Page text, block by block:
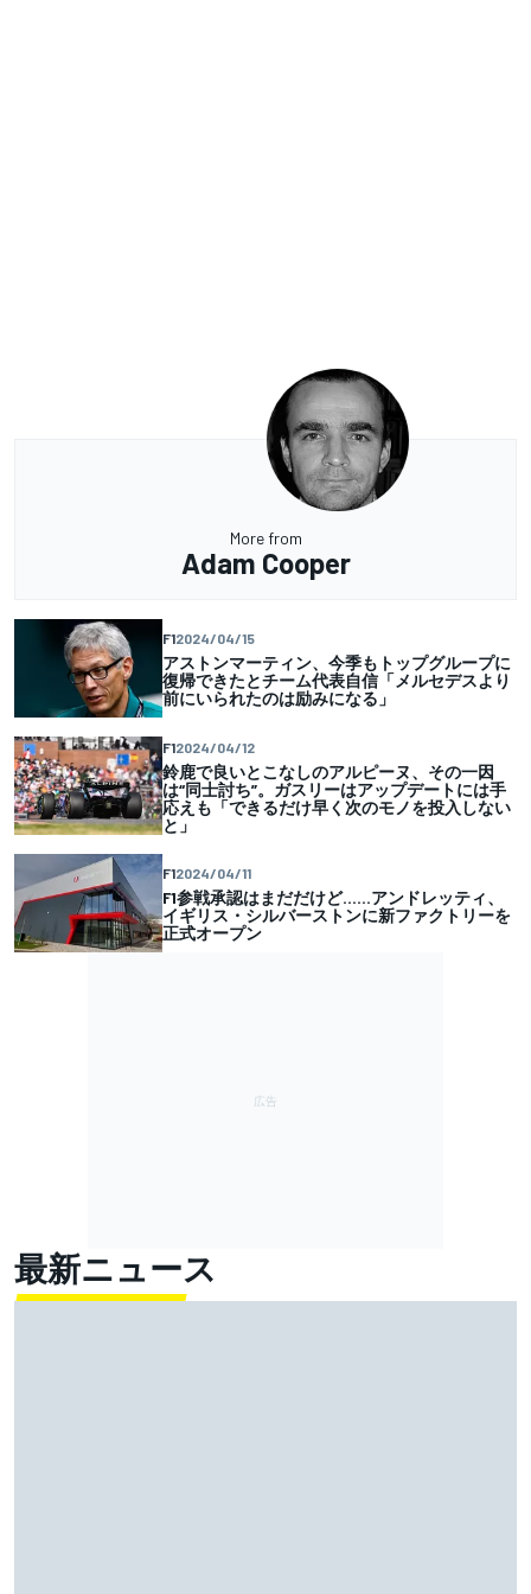
More from
Adam Cooper
F12024/04/15
アストンマーティン、今季もトップグループに
復帰できたとチーム代表自信「メルセデスより
前にいられたのは励みになる」
F12024/04/12
鈴鹿で良いとこなしのアルピーヌ、その一因
は“同士討ち”。ガスリーはアップデートには手
応えも「できるだけ早く次のモノを投入しない
と」
F12024/04/11
F1参戦承認はまだだけど……アンドレッティ、
イギリス・シルバーストンに新ファクトリーを
正式オープン
最新ニュース